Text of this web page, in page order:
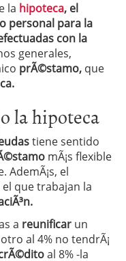
la hipoteca, el
personal para la
con la
generales,
prÃ©stamo, que
la hipoteca
tiene sentido
mÃ¡s flexible
AdemÃ¡s, el
que trabajan la
a reunificar un
al 4% no tendrÃ¡
al 8% -la